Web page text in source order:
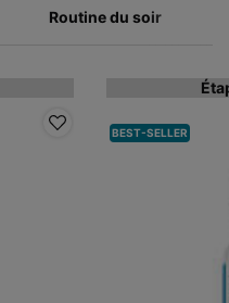
Routine du soir
BEST-SELLER